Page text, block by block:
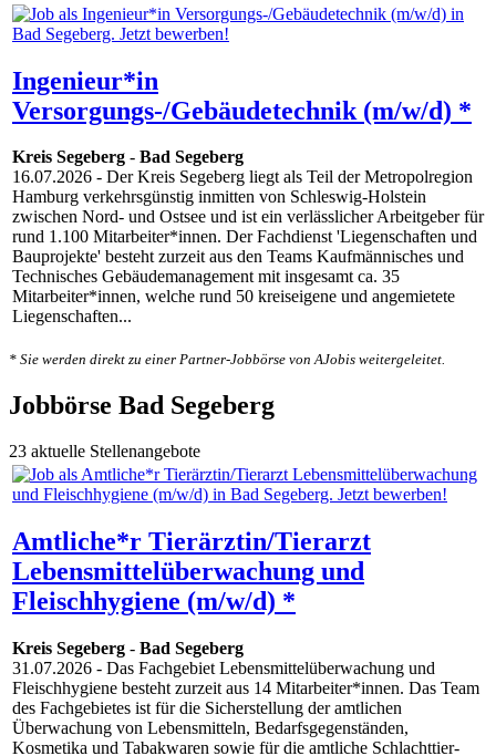
Ingenieur*in
Versorgungs-/Gebäudetechnik (m/w/d) *
Kreis Segeberg - Bad Segeberg
16.07.2026 - Der Kreis Segeberg liegt als Teil der Metropolregion
Hamburg verkehrsgünstig inmitten von Schleswig-Holstein
zwischen Nord- und Ostsee und ist ein verlässlicher Arbeitgeber für
rund 1.100 Mitarbeiter*innen. Der Fachdienst 'Liegenschaften und
Bauprojekte' besteht zurzeit aus den Teams Kaufmännisches und
Technisches Gebäudemanagement mit insgesamt ca. 35
Mitarbeiter*innen, welche rund 50 kreiseigene und angemietete
Liegenschaften...
* Sie werden direkt zu einer Partner-Jobbörse von AJobis weitergeleitet.
Jobbörse Bad Segeberg
23 aktuelle Stellenangebote
Amtliche*r Tierärztin/Tierarzt
Lebensmittelüberwachung und
Fleischhygiene (m/w/d) *
Kreis Segeberg - Bad Segeberg
31.07.2026 - Das Fachgebiet Lebensmittelüberwachung und
Fleischhygiene besteht zurzeit aus 14 Mitarbeiter*innen. Das Team
des Fachgebietes ist für die Sicherstellung der amtlichen
Überwachung von Lebensmitteln, Bedarfsgegenständen,
Kosmetika und Tabakwaren sowie für die amtliche Schlachttier-